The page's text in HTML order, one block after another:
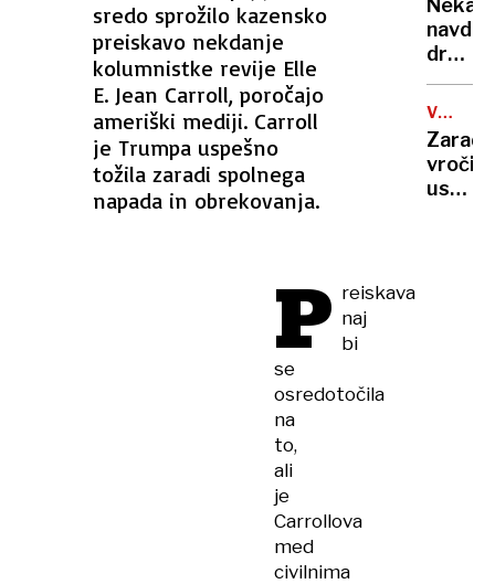
sredo sprožilo kazensko
preiskavo nekdanje
kolumnistke revije Elle
E. Jean Carroll, poročajo
ameriški mediji. Carroll
je Trumpa uspešno
tožila zaradi spolnega
napada in obrekovanja.
P reiskava
naj
bi
se
osredotočila
na
to,
ali
je
Carrollova
med
civilnima
orožje
za
drugi
nove
viruse
VAL
Zaradi